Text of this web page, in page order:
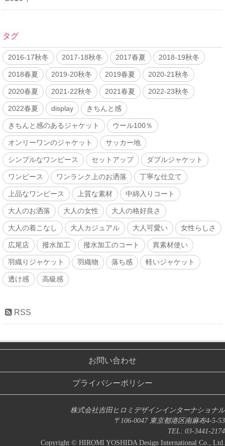
タグ
2016-17秋冬 2017-18秋冬 2017春夏 2018-19秋冬
2018春夏 2019-20秋冬 2019春夏 2020-21秋冬
2020春夏 2021-22秋冬 2021春夏 2022-23秋冬
2022春夏 display きちんと感
きちんと感のあるジャケット ウール100％
オンリーワンのジャケット サッカー地
シンプルなワンピース セットアップ ダブルジャケット
ワンピース ワンランク上のお洒落 丁寧な仕立て
上品なワンピース 上質な素材 中綿入りコート
大人のお洒落 大人の女性 大人の格好良さ
大人の着こなし 大人カジュアル 大人可愛い 女性らしさ
広尾店 撥水加工 撥水加工のコート 異素材使い
羽織りジャケット 羽織物 落ち感 軽いジャケット
透け感 高級感
RSS
お問い合わせ
プライバシーポリシー
株式会社吉田ヒロミデザインインターナショナル
〒106-0047 東京都港区南麻布4-5-53
TEL: 03-3441-2174
Copyright © HIROMI YOSHIDA Design International Co., Ltd.